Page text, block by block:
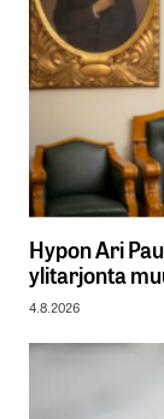
Hypon Ari
ylitarjonta
4.8.2026